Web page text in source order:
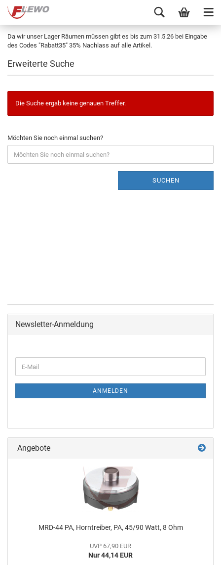
Da wir unser Lager Räumen müssen gibt es bis zum 31.5.26 bei Eingabe
des Codes "Rabatt35" 35% Nachlass auf alle Artikel.
Erweiterte Suche
Die Suche ergab keine genauen Treffer.
Möchten Sie noch einmal suchen?
SUCHEN
Newsletter-Anmeldung
ANMELDEN
Angebote
MRD-44 PA, Horntreiber, PA, 45/90 Watt, 8 Ohm
UVP 67,90 EUR
Nur 44,14 EUR